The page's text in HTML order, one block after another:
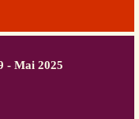
- Mai 2025